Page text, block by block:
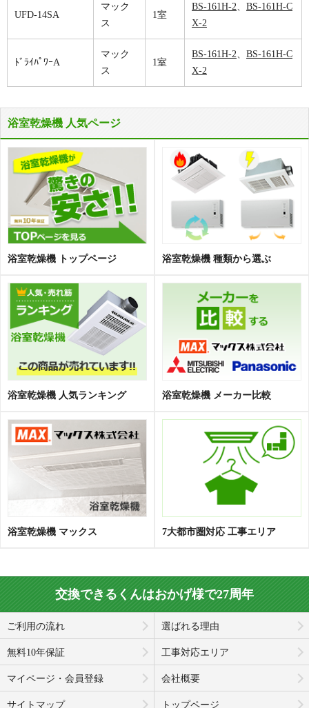
UFD-14SA
マック
ス
1室
BS-161H-2
BS-161H-C
X-2
ﾄﾞﾗｲﾊﾟﾜｰA
マック
ス
1室
BS-161H-2
BS-161H-C
X-2
浴室乾燥機 人気ページ
浴室乾燥機 トップページ 浴室乾燥機 種類から選ぶ
浴室乾燥機 人気ランキング 浴室乾燥機 メーカー比較
浴室乾燥機 マックス 7大都市圏対応 工事エリア
交換できるくんはおかげ様で27周年
ご利用の流れ 選ばれる理由
無料10年保証 工事対応エリア
マイページ・会員登録 会社概要
サイトマップ トップページ